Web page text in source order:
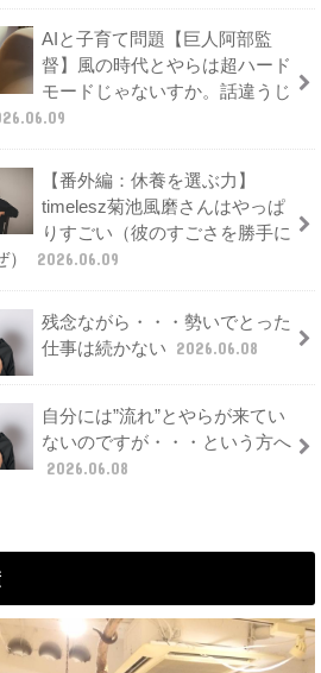
AIと子育て問題【巨人阿部監
督】風の時代とやらは超ハード
モードじゃないすか。話違うじ
【番外編：休養を選ぶ力】
timelesz菊池風磨さんはやっぱ
りすごい（彼のすごさを勝手に
）
2026.06.09
残念ながら・・・勢いでとった
仕事は続かない
2026.06.08
自分には”流れ”とやらが来てい
ないのですが・・・という方へ
2026.06.08